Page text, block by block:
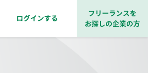
ログインする
フリーランスを
お探しの企業の方